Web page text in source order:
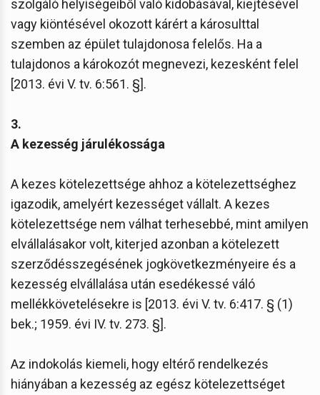
szolgáló helyiségeiből való kidobásával, kiejtésével
vagy kiöntésével okozott kárért a károsulttal
szemben az épület tulajdonosa felelős. Ha a
tulajdonos a károkozót megnevezi, kezesként felel
[2013. évi V. tv. 6:561. §].
3.
A kezesség járulékossága
A kezes kötelezettsége ahhoz a kötelezettséghez
igazodik, amelyért kezességet vállalt. A kezes
kötelezettsége nem válhat terhesebbé, mint amilyen
elvállalásakor volt, kiterjed azonban a kötelezett
szerződésszegésének jogkövetkezményeire és a
kezesség elvállalása után esedékessé váló
mellékkövetelésekre is [2013. évi V. tv. 6:417. § (1)
bek.; 1959. évi IV. tv. 273. §].
Az indokolás kiemeli, hogy eltérő rendelkezés
hiányában a kezesség az egész kötelezettséget